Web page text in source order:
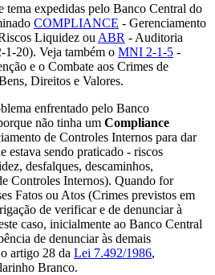
tema expedidas pelo Banco Central do
COMPLIANCE - Gerenciamento
Liquidez ou ABR - Auditoria
1-20). Veja também o MNI 2-1-5 -
e o Combate aos Crimes de
Direitos e Valores.
enfrentado pelo Banco
não tinha um Compliance
de Controles Internos para dar
estava sendo praticado - riscos
desfalques, descaminhos,
Controles Internos). Quando for
Fatos ou Atos (Crimes previstos em
de verificar e de denunciar à
caso, inicialmente ao Banco Central
de denunciar às demais
artigo 28 da Lei 7.492/1986,
Branco.